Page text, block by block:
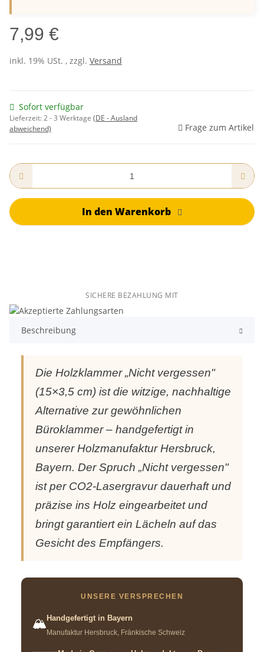
7,99 €
inkl. 19% USt. , zzgl. Versand
Sofort verfügbar
Lieferzeit:2 - 3 Werktage (DE - Ausland
abweichend)
Frage zum Artikel
In den Warenkorb
SICHERE BEZAHLUNG MIT
Beschreibung
Die Holzklammer „Nicht vergessen"
(15×3,5 cm) ist die witzige, nachhaltige
Alternative zur gewöhnlichen
Büroklammer – handgefertigt in
unserer Holzmanufaktur Hersbruck,
Bayern. Der Spruch „Nicht vergessen"
ist per CO2-Lasergravur dauerhaft und
präzise ins Holz eingearbeitet und
bringt garantiert ein Lächeln auf das
Gesicht des Empfängers.
UNSERE VERSPRECHEN
🏔️ Handgefertigt in Bayern
Manufaktur Hersbruck, Fränkische Schweiz